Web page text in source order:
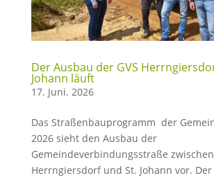
Der Ausbau der GVS
Johann läuft
17. Juni. 2026
Das Straßenbauprogramm der
2026 sieht den Ausbau der
Gemeindeverbindungsstraße zwischen
Herrngiersdorf und St. Johann vor.